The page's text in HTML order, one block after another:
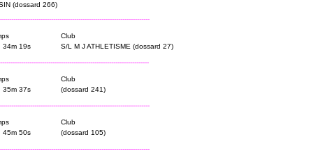
(dossard 266)
Club
34m 19s S/L M J ATHLETISME (dossard 27)
Club
35m 37s (dossard 241)
Club
45m 50s (dossard 105)